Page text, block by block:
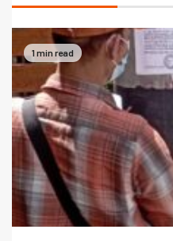
1 min read